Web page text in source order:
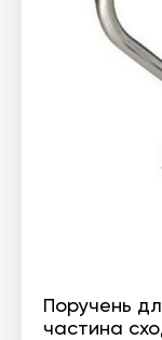
Поручень
частина